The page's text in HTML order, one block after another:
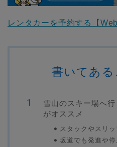
レンタカーを予約する【
書いてある
雪山のスキー場へ
がオススメ
スタックやスリ
坂道でも発進や停